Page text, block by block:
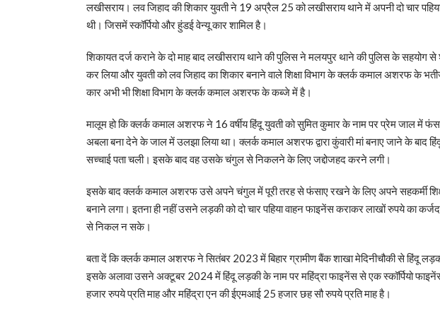
लखीसराय। लव जिहाद की शिकार युवती ने 19 अप्रैल 25 को लखीसराय थाने में अपनी दो चार पहिया
थी। जिसमें स्कॉर्पियो और हुंडई वेन्यू कार शामिल है।
शिकायत दर्ज कराने के दो माह बाद लखीसराय थाने की पुलिस ने मलयपुर थाने की पुलिस के सहयोग से
कर लिया और युवती को लव जिहाद का शिकार बनाने वाले शिक्षा विभाग के क्लर्क कमाल अशरफ के
कार अभी भी शिक्षा विभाग के क्लर्क कमाल अशरफ के कब्जे में है।
मालूम हो कि क्लर्क कमाल अशरफ ने 16 वर्षीय हिंदू युवती को सुमित कुमार के नाम पर प्रेम जाल में
अबला बना देने के जाल में उलझा लिया था। क्लर्क कमाल अशरफ द्वारा कुंवारी मां बनाए जाने के बाद
सच्चाई पता चली। इसके बाद वह उसके चंगुल से निकलने के लिए जद्दोजहद करने लगी।
इसके बाद क्लर्क कमाल अशरफ उसे अपने चंगुल में पूरी तरह से फंसाए रखने के लिए अपने सहकर्मी
बनाने लगा। इतना ही नहीं उसने लड़की को दो चार पहिया वाहन फाइनेंस कराकर लाखों रुपये का
से निकल न सके।
बता दें कि क्लर्क कमाल अशरफ ने सितंबर 2023 में बिहार ग्रामीण बैंक शाखा मेदिनीचौकी से हिंदू
इसके अलावा उसने अक्टूबर 2024 में हिंदू लड़की के नाम पर महिंद्रा फाइनेंस से एक स्कॉर्पियो
हजार रुपये प्रति माह और महिंद्रा एन की ईएमआई 25 हजार छह सौ रुपये प्रति माह है।